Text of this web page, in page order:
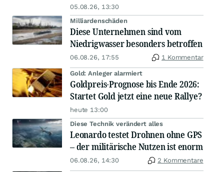
05.08.26, 13:30
Milliardenschäden
Diese Unternehmen sind vom
Niedrigwasser besonders betroffen
06.08.26, 17:55 1 Kommentar
Gold: Anleger alarmiert
Goldpreis-Prognose bis Ende 2026:
Startet Gold jetzt eine neue Rallye?
heute 13:00
Diese Technik verändert alles
Leonardo testet Drohnen ohne GPS
– der militärische Nutzen ist enorm
06.08.26, 14:30 2 Kommentare